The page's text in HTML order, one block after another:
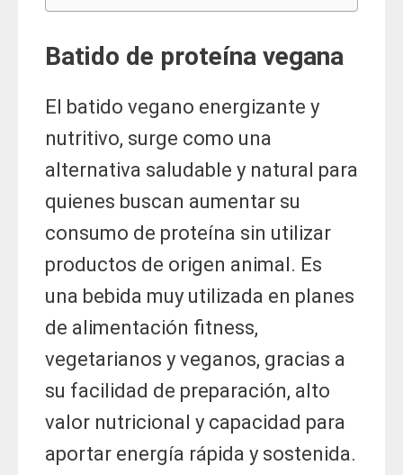
Batido de proteína vegana
El batido vegano energizante y
nutritivo, surge como una
alternativa saludable y natural para
quienes buscan aumentar su
consumo de proteína sin utilizar
productos de origen animal. Es
una bebida muy utilizada en planes
de alimentación fitness,
vegetarianos y veganos, gracias a
su facilidad de preparación, alto
valor nutricional y capacidad para
aportar energía rápida y sostenida.